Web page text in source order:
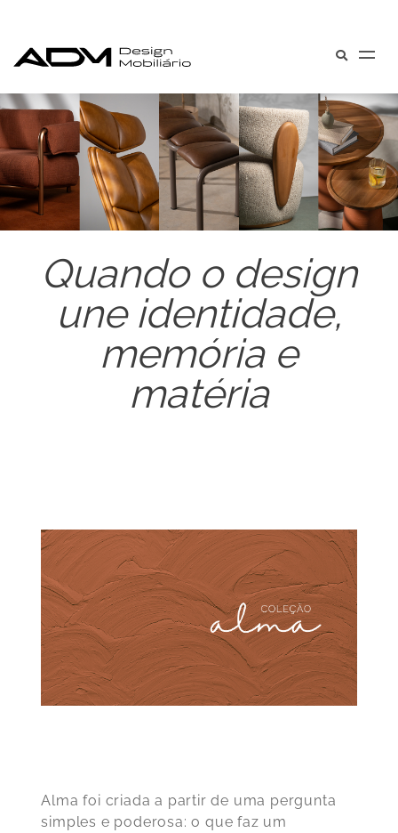
Quando o design
une identidade,
memória e
matéria
Alma foi criada a partir de uma pergunta
simples e poderosa: o que faz um